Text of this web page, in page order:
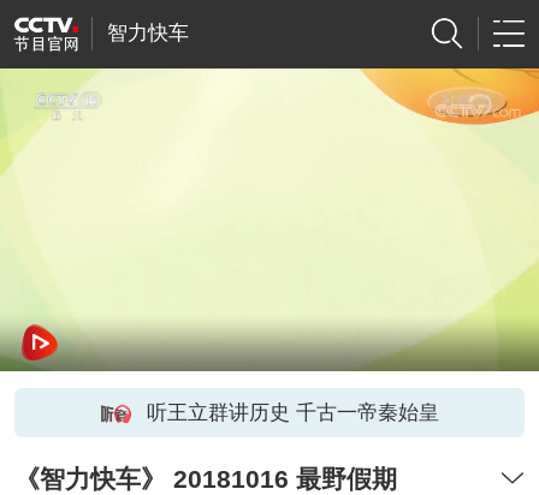
智力快车
听王立群讲历史 千古一帝秦始皇
《智力快车》 20181016 最野假期